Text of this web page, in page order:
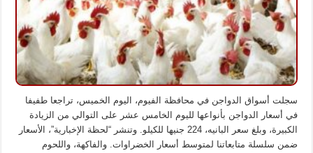
سجلت أسواق الدواجن في محافظة الفيوم، اليوم الخميس، تراجعا طفيفا
في أسعار الدواجن بأنواعها لليوم الخامس عشر على التوالي من الزيادة
الكبيرة، وبلغ سعر البانيه، 224 جنيها للكيلو. وتنشر “لحظة الإخبارية”، الأسعار
ضمن سلسلة متابعاتنا لمتوسط أسعار الخضراوات. والفاكهة، واللحوم